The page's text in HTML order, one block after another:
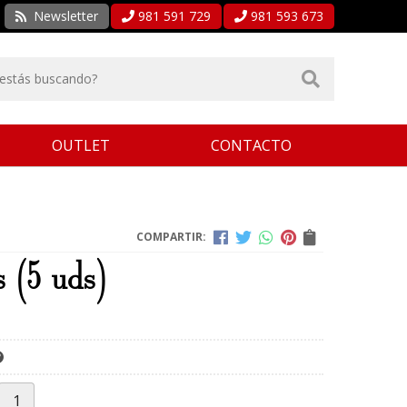
Newsletter 981 591 729 981 593 673
OUTLET CONTACTO
COMPARTIR:
(5 uds)